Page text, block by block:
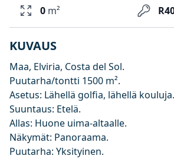
0 m²
KUVAUS
Maa, Elviria, Costa del Sol.
Puutarha/tontti 1500 m².
Asetus: Lähellä golfia, lähellä kouluja.
Suuntaus: Etelä.
Allas: Huone uima-altaalle.
Näkymät: Panoraama.
Puutarha: Yksityinen.